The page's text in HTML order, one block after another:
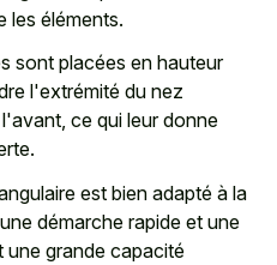
les éléments.
sont placées en hauteur
l'extrémité du nez
ce qui leur donne
est bien adapté à la
démarche rapide et une
grande capacité